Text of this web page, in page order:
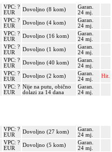
VPC: ?
EUR
Dovoljno (8 kom)
Garan.
24 mj.
VPC: ?
EUR
Dovoljno (4 kom)
Garan.
24 mj.
VPC: ?
EUR
Dovoljno (16 kom)
Garan.
24 mj.
VPC: ?
EUR
Dovoljno (1 kom)
Garan.
24 mj.
VPC: ?
EUR
Dovoljno (40 kom)
Garan.
24 mj.
VPC: ?
EUR
Dovoljno (2 kom)
Garan.
24 mj.
Hit.
VPC: ?
EUR
Nije na putu, obično
dolazi za 14 dana
Garan.
24 mj.
VPC: ?
EUR
Dovoljno (27 kom)
Garan.
24 mj.
VPC: ?
EUR
Dovoljno (5 kom)
Garan.
24 mj.